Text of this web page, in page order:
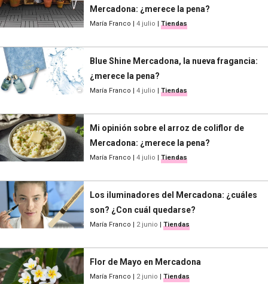
Mercadona: ¿merece la pena?
María Franco 4 julio Tiendas
Blue Shine Mercadona, la nueva fragancia:
¿merece la pena?
María Franco 4 julio Tiendas
Mi opinión sobre el arroz de coliflor de
Mercadona: ¿merece la pena?
María Franco 4 julio Tiendas
Los iluminadores del Mercadona: ¿cuáles
son? ¿Con cuál quedarse?
María Franco 2 junio Tiendas
Flor de Mayo en Mercadona
María Franco 2 junio Tiendas